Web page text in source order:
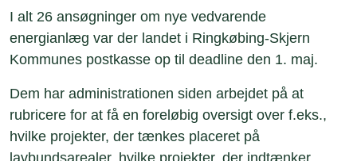
I alt 26 ansøgninger om nye vedvarende
energianlæg var der landet i Ringkøbing-Skjern
Kommunes postkasse op til deadline den 1. maj.
Dem har administrationen siden arbejdet på at
rubricere for at få en foreløbig oversigt over f.eks.,
hvilke projekter, der tænkes placeret på
lavbundsarealer, hvilke projekter, der indtænker